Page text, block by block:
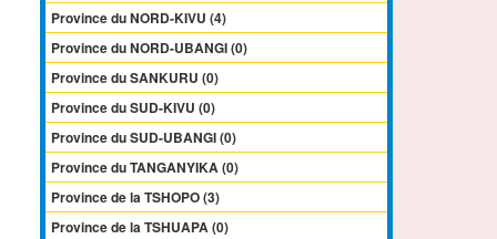
Province du NORD-KIVU (4)
Province du NORD-UBANGI (0)
Province du SANKURU (0)
Province du SUD-KIVU (0)
Province du SUD-UBANGI (0)
Province du TANGANYIKA (0)
Province de la TSHOPO (3)
Province de la TSHUAPA (0)